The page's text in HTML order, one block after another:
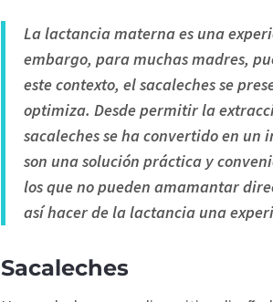
La lactancia materna es una
embargo, para muchas madres,
este contexto, el sacaleches se
optimiza. Desde permitir la
sacaleches se ha convertido en
son una solución práctica y
los que no pueden amamantar
así hacer de la lactancia una
Sacaleches